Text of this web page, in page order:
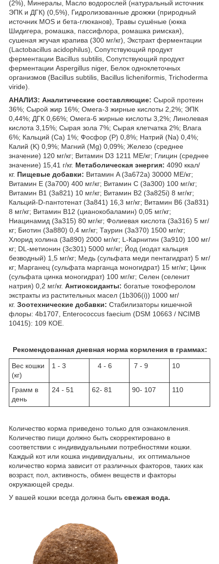
(2%), Минералы, Масло водорослей (натуральный источник
ЭПК и ДГК) (0,5%), Гидролизованные дрожжи (природный
источник MOS и бета-глюканов), Травы сушёные (юкка
Шидигера, ромашка, пассифлора, ромашка римская),
сушеная жгучая крапива (300 мг/кг), Экстракт ферментации
(Lactobacillus acidophilus), Сопутствующий продукт
ферментации Bacillus subtilis, Сопутствующий продукт
ферментации Aspergillus niger, Белок одноклеточных
организмов (Bacillus subtilis, Bacillus licheniformis, Trichoderma
viride).
АНАЛИЗ: Аналитические составляющие: Сырой протеин
36%; Сырой жир 16%; Омега-3 жирные кислоты 2,2%; ЭПК
0,44%; ДГК 0,66%; Омега-6 жирные кислоты 3,2%; Линолевая
кислота 3,15%; Сырая зола 7%; Сырая клетчатка 2%; Влага
6%; Кальций (Са) 1%; Фосфор (P) 0,8%; Натрий (Na) 0,4%;
Калий (K) 0,9%; Магний (Mg) 0,09%; Железо (среднее
значение) 120 мг/кг; Витамин D3 1211 МЕ/кг; Глицин (среднее
значение) 15,41 г/кг. Метаболическая энергия: 4090 ккал/
кг. Пищевые добавки: Витамин A (3a672a) 30000 МЕ/кг;
Витамин Е (3а700) 400 мг/кг; Витамин C (3a300) 100 мг/кг;
Витамин B1 (3a821) 10 мг/кг; Витамин B2 (3a825i) 8 мг/кг;
Кальций-D-пантотенат (3a841) 16,3 мг/кг; Витамин B6 (3a831)
8 мг/кг; Витамин B12 (цианокобаламин) 0,05 мг/кг;
Ниацинамид (3a315) 80 мг/кг; Фолиевая кислота (3a316) 5 мг/
кг; Биотин (3a880) 0,4 мг/кг; Таурин (3a370) 1500 мг/кг;
Хлорид холина (3a890) 2000 мг/кг; L-Карнитин (3a910) 100 мг/
кг; DL-метионин (3c301) 5000 мг/кг; Йод (иодат кальция
безводный) 1,5 мг/кг; Медь (сульфата меди пентагидрат) 5 мг/
кг; Марганец (сульфата марганца моногидрат) 15 мг/кг; Цинк
(сульфата цинка моногидрат) 100 мг/кг; Селен (селенит
натрия) 0,2 мг/кг. Антиоксиданты: богатые токоферолом
экстракты из растительных масел (1b306(i)) 1000 мг/
кг. Зоотехнические добавки: Стабилизаторы кишечной
флоры: 4b1707, Enterococcus faecium (DSM 10663 / NCIMB
10415): 109 КОЕ.
Рекомендованная дневная норма кормления в граммах:
Вес кошки
(кг)
1 - 3 4 - 6 7 - 9 10
Грамм в
день
24 - 51 62- 81 90- 107 110
Количество корма приведено только для ознакомления.
Количество пищи должно быть скорректировано в
соответствии с индивидуальными потребностями кошки.
Каждый кот или кошка индивидуальны, их оптимальное
количество корма зависит от различных факторов, таких как
возраст, пол, активность, обмен веществ и факторы
окружающей среды.
У вашей кошки всегда должна быть свежая вода.